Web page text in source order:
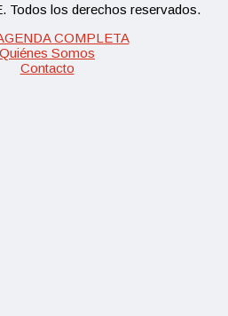
Todos los derechos reservados.
COMPLETA
Quiénes Somos
Contacto